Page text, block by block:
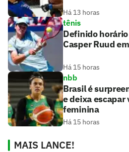
Há 13 horas
tênis
Definido
Casper Ruud
Há 15 horas
nbb
Brasil é
e deixa escapar
feminina
Há 15 horas
MAIS LANCE!